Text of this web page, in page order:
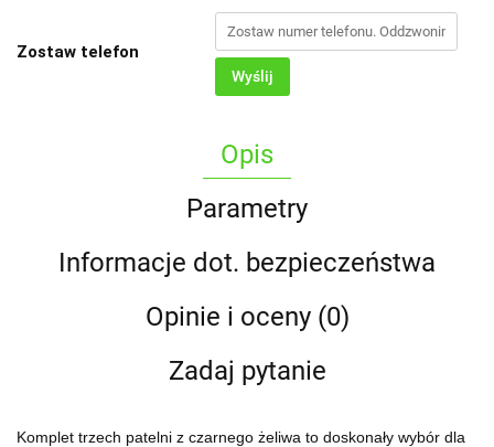
Zostaw telefon
Wyślij
Opis
Parametry
Informacje dot. bezpieczeństwa
Opinie i oceny (0)
Zadaj pytanie
Komplet trzech patelni z czarnego żeliwa to doskonały wybór dla